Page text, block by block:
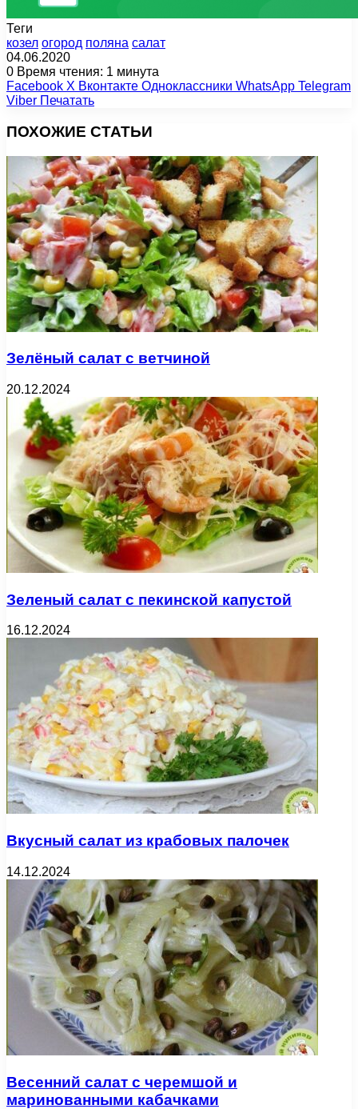
Теги
козел огород поляна салат
04.06.2020
0 Время чтения: 1 минута
Facebook X Вконтакте Одноклассники WhatsApp Telegram
Viber Печатать
ПОХОЖИЕ СТАТЬИ
Зелёный салат с ветчиной
20.12.2024
Зеленый салат с пекинской капустой
16.12.2024
Вкусный салат из крабовых палочек
14.12.2024
Весенний салат с черемшой и
маринованными кабачками